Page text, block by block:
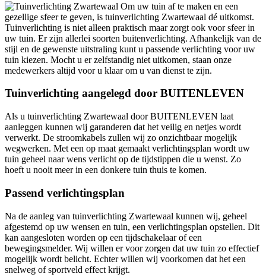
Om uw tuin af te maken en een
gezellige sfeer te geven, is tuinverlichting Zwartewaal dé uitkomst.
Tuinverlichting is niet alleen praktisch maar zorgt ook voor sfeer in
uw tuin. Er zijn allerlei soorten buitenverlichting. Afhankelijk van de
stijl en de gewenste uitstraling kunt u passende verlichting voor uw
tuin kiezen. Mocht u er zelfstandig niet uitkomen, staan onze
medewerkers altijd voor u klaar om u van dienst te zijn.
Tuinverlichting aangelegd door BUITENLEVEN
Als u tuinverlichting Zwartewaal door BUITENLEVEN laat
aanleggen kunnen wij garanderen dat het veilig en netjes wordt
verwerkt. De stroomkabels zullen wij zo onzichtbaar mogelijk
wegwerken. Met een op maat gemaakt verlichtingsplan wordt uw
tuin geheel naar wens verlicht op de tijdstippen die u wenst. Zo
hoeft u nooit meer in een donkere tuin thuis te komen.
Passend verlichtingsplan
Na de aanleg van tuinverlichting Zwartewaal kunnen wij, geheel
afgestemd op uw wensen en tuin, een verlichtingsplan opstellen. Dit
kan aangesloten worden op een tijdschakelaar of een
bewegingsmelder. Wij willen er voor zorgen dat uw tuin zo effectief
mogelijk wordt belicht. Echter willen wij voorkomen dat het een
snelweg of sportveld effect krijgt.